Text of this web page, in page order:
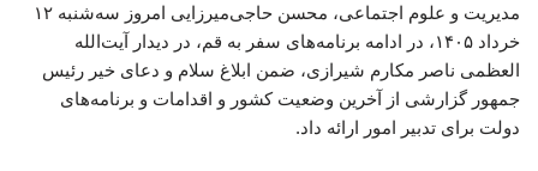
مدیریت و علوم اجتماعی، محسن حاجی‌میرزایی امروز سه‌شنبه ۱۲
خرداد ۱۴۰۵، در ادامه برنامه‌های سفر به قم، در دیدار آیت‌الله
العظمی ناصر مکارم شیرازی، ضمن ابلاغ سلام و دعای خیر رئیس
جمهور گزارشی از آخرین وضعیت کشور و اقدامات و برنامه‌های
دولت برای تدبیر امور ارائه داد.